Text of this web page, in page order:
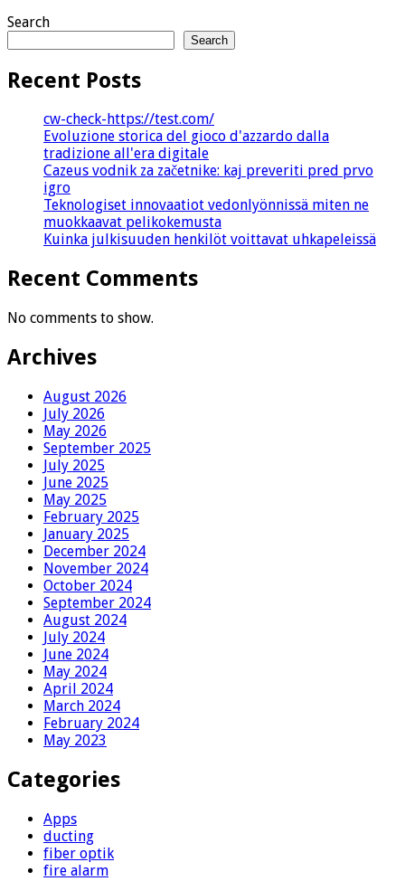
Search
Search
Recent Posts
cw-check-https://test.com/
Evoluzione storica del gioco d'azzardo dalla
tradizione all'era digitale
Cazeus vodnik za začetnike: kaj preveriti pred prvo
igro
Teknologiset innovaatiot vedonlyönnissä miten ne
muokkaavat pelikokemusta
Kuinka julkisuuden henkilöt voittavat uhkapeleissä
Recent Comments
No comments to show.
Archives
August 2026
July 2026
May 2026
September 2025
July 2025
June 2025
May 2025
February 2025
January 2025
December 2024
November 2024
October 2024
September 2024
August 2024
July 2024
June 2024
May 2024
April 2024
March 2024
February 2024
May 2023
Categories
Apps
ducting
fiber optik
fire alarm